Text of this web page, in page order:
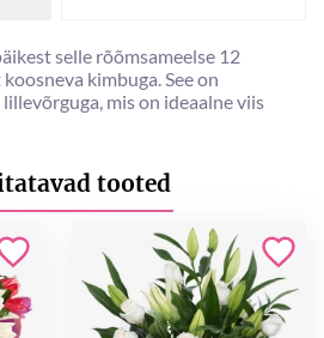
selle rõõmsameelse 12
kimbuga. See on
mis on ideaalne viis
tooted